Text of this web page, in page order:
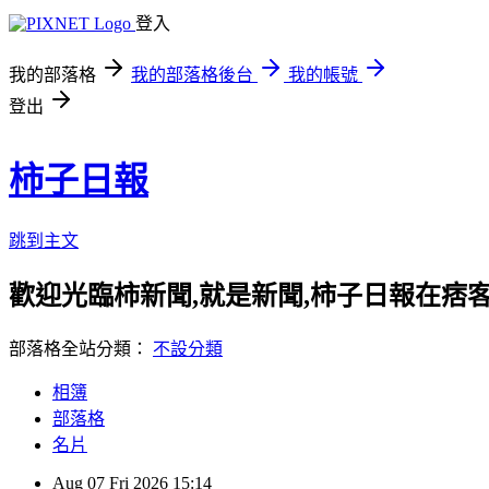
登入
我的部落格 我的部落格後台
我的帳號
登出
柿子日報
跳到主文
歡迎光臨柿新聞,就是新聞,柿子日報在痞
部落格全站分類： 不設分類
相簿
部落格
名片
Aug 07 Fri 2026 15:14